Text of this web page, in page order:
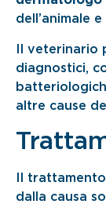
dell’animale
Il veterinario
diagnostici,
altre cause
Il
dalla causa